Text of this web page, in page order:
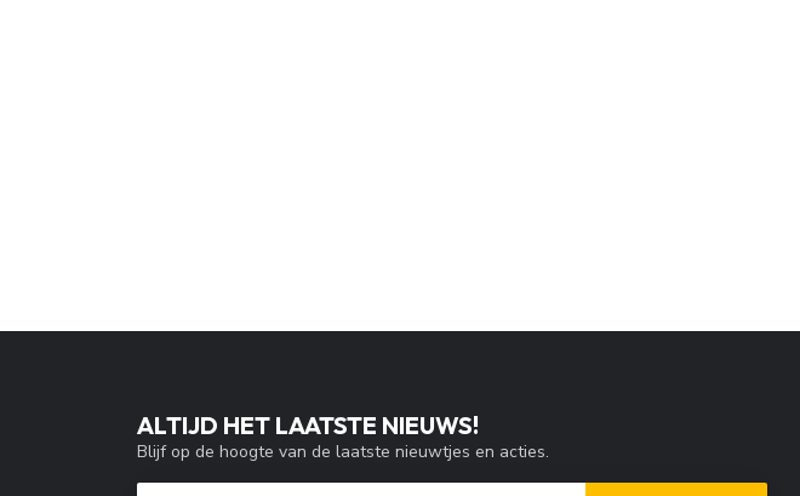
ALTIJD HET LAATSTE NIEUWS!
Blijf op de hoogte van de laatste nieuwtjes en acties.